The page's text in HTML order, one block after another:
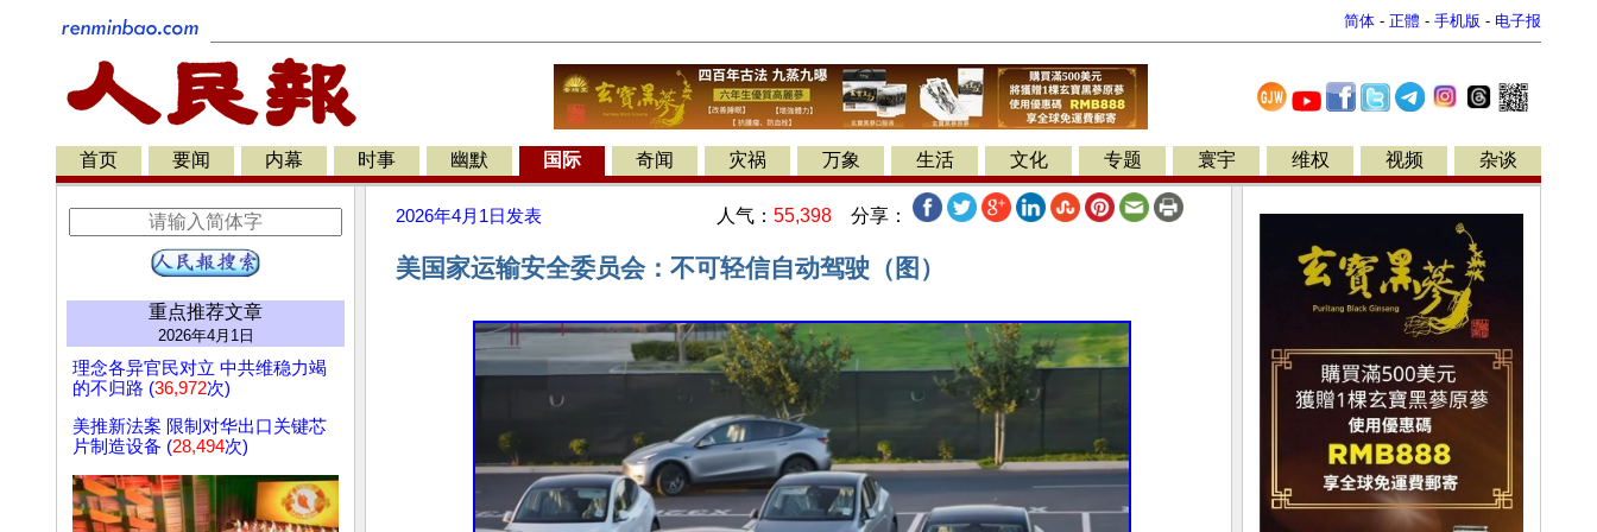
简体 - 正體 - 手机版 - 电子报
首页 要闻 内幕 时事 幽默 国际 奇闻 灾祸 万象 生活 文化 专题 寰宇 维权 视频 杂谈
重点推荐文章
2026年4月1日
理念各异官民对立 中共维稳力竭
的不归路 (36,972次)
美推新法案 限制对华出口关键芯
片制造设备 (28,494次)
2026年4月1日 发表 人气： 55,398 分享：
美国家运输安全委员会：不可轻信自动驾驶（图）